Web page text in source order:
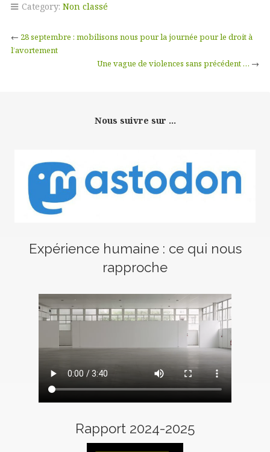
Category: Non classé
← 28 septembre : mobilisons nous pour la journée pour le droit à
l’avortement
Une vague de violences sans précédent … →
Nous suivre sur ...
Expérience humaine : ce qui nous
rapproche
Rapport 2024-2025